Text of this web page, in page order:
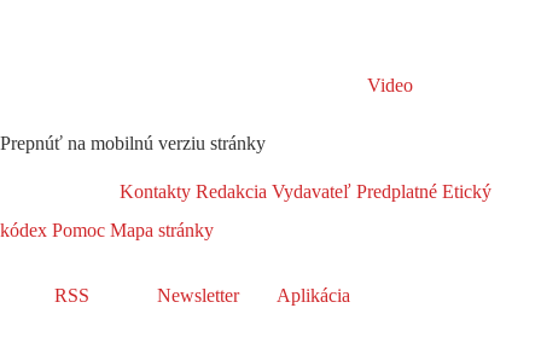
Video
Prepnúť na mobilnú verziu stránky
Kontakty Redakcia Vydavateľ Predplatné Etický
kódex Pomoc Mapa stránky
RSS Newsletter Aplikácia